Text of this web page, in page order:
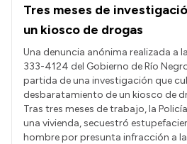
Convocatorias
Intranet
Login
Tres meses de
un kiosco de drogas
Una denuncia anónima realizada a
333-4124 del Gobierno de Río
partida de una investigación que
desbaratamiento de un kiosco de
Tras tres meses de trabajo, la
una vivienda, secuestró
hombre por presunta infracción a la